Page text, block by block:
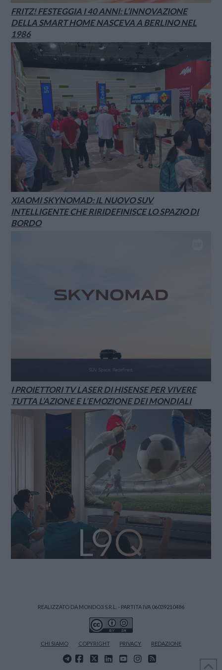
FRITZ! FESTEGGIA I 40 ANNI: L’INNOVAZIONE
DELLA SMART HOME NASCEVA A BERLINO NEL
1986
XIAOMI SKYNOMAD: IL NUOVO SUV
INTELLIGENTE CHE RIRIDEFINISCE LO SPAZIO DI
BORDO
I PROIETTORI TV LASER DI HISENSE PER VIVERE
TUTTA L’AZIONE E L’EMOZIONE DEI MONDIALI
REALIZZATO DA MONDO3 S.R.L. - PARTITA IVA 06039210486
CHI SIAMO COPYRIGHT PRIVACY REDAZIONE